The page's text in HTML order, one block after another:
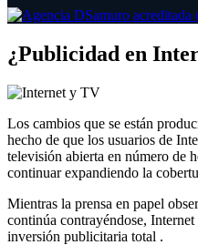
¿Publicidad en
Los cambios que se están
hecho de que los usuarios de
televisión abierta en número de
continuar expandiendo la
Mientras la prensa en papel
continúa contrayéndose,
inversión publicitaria total .